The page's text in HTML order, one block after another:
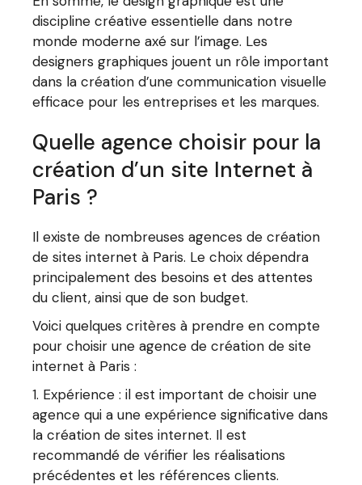
discipline créative essentielle dans notre
monde moderne axé sur l’image. Les
designers graphiques jouent un rôle important
dans la création d’une communication visuelle
efficace pour les entreprises et les marques.
Quelle agence choisir pour la
création d’un site Internet à
Paris ?
Il existe de nombreuses agences de création
de sites internet à Paris. Le choix dépendra
principalement des besoins et des attentes
du client, ainsi que de son budget.
Voici quelques critères à prendre en compte
pour choisir une agence de création de site
internet à Paris :
Expérience : il est important de choisir une
agence qui a une expérience significative dans
la création de sites internet. Il est
recommandé de vérifier les réalisations
précédentes et les références clients.